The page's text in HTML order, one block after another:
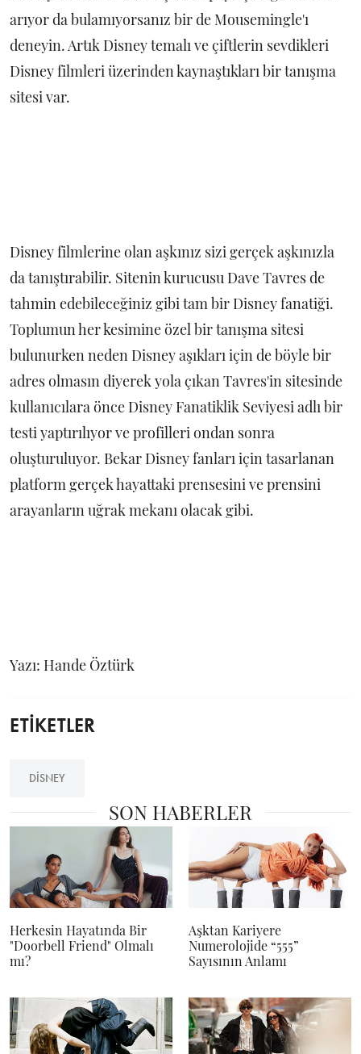
arıyor da bulamıyorsanız bir de Mousemingle'ı
deneyin. Artık Disney temalı ve çiftlerin sevdikleri
Disney filmleri üzerinden kaynaştıkları bir tanışma
sitesi var.
Disney filmlerine olan aşkınız sizi gerçek aşkınızla
da tanıştırabilir. Sitenin kurucusu Dave Tavres de
tahmin edebileceğiniz gibi tam bir Disney fanatiği.
Toplumun her kesimine özel bir tanışma sitesi
bulunurken neden Disney aşıkları için de böyle bir
adres olmasın diyerek yola çıkan Tavres'in sitesinde
kullanıcılara önce Disney Fanatiklik Seviyesi adlı bir
testi yaptırılıyor ve profilleri ondan sonra
oluşturuluyor. Bekar Disney fanları için tasarlanan
platform gerçek hayattaki prensesini ve prensini
arayanların uğrak mekanı olacak gibi.
Yazı: Hande Öztürk
ETİKETLER
DISNEY
SON HABERLER
Herkesin Hayatında Bir
"Doorbell Friend" Olmalı
mı?
Aşktan Kariyere
Numerolojide “555”
Sayısının Anlamı